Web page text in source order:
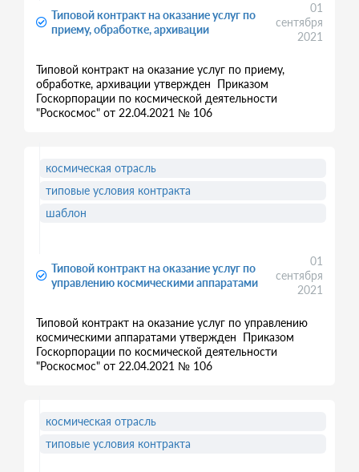
Типовой контракт на оказание услуг по
приему, обработке, архивации
01
сентября
2021
Типовой контракт на оказание услуг по приему,
обработке, архивации утвержден Приказом
Госкорпорации по космической деятельности
"Роскосмос" от 22.04.2021 № 106
Типовой контракт на оказание услуг по
управлению космическими аппаратами
01
сентября
2021
Типовой контракт на оказание услуг по управлению
космическими аппаратами утвержден Приказом
Госкорпорации по космической деятельности
"Роскосмос" от 22.04.2021 № 106
космическая отрасль
типовые условия контракта
шаблон
космическая отрасль
типовые условия контракта